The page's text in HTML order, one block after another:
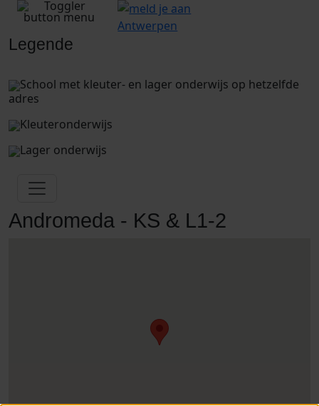
Legende
School met kleuter- en lager onderwijs op hetzelfde
adres
Kleuteronderwijs
Lager onderwijs
Andromeda - KS & L1-2